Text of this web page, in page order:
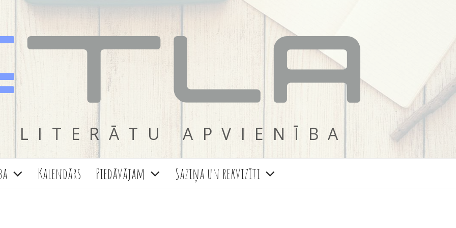
LITERĀTU APVIENĪBA
Kalendārs Piedāvājam Saziņa un rekvizīti